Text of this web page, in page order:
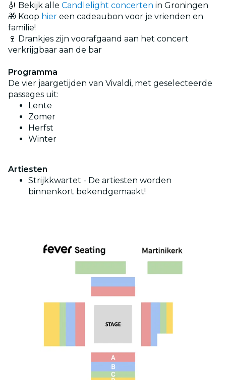
🎻 Bekijk alle Candlelight concerten in Groningen
🎁 Koop hier een cadeaubon voor je vrienden en
familie!
🍷 Drankjes zijn voorafgaand aan het concert
verkrijgbaar aan de bar
Programma
De vier jaargetijden van Vivaldi, met geselecteerde
passages uit:
Lente
Zomer
Herfst
Winter
Artiesten
Strijkkwartet - De artiesten worden
binnenkort bekendgemaakt!